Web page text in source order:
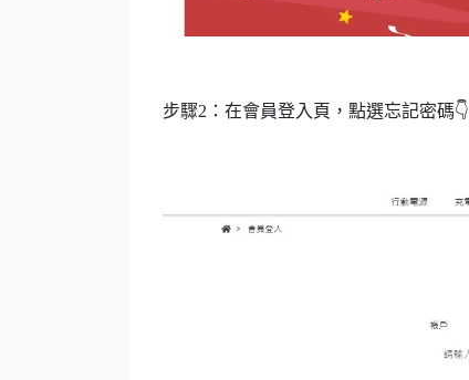
步驟2：在會員登入頁，點選忘記密碼👇